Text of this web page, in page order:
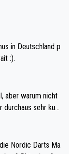
in Deutschland p
:).
aber warum nicht
des Weltmei